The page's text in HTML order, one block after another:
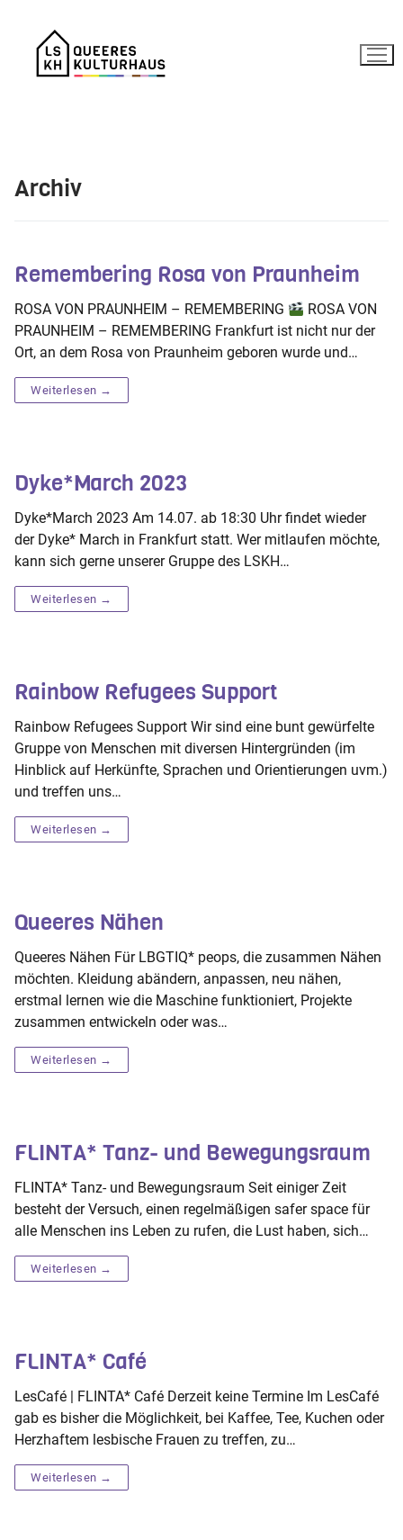
springen
Archiv
Remembering Rosa von Praunheim
ROSA VON PRAUNHEIM – REMEMBERING
ROSA VON
PRAUNHEIM – REMEMBERING Frankfurt ist nicht nur der
Ort, an dem Rosa von Praunheim geboren wurde und…
Weiterlesen →
Dyke*March 2023
Dyke*March 2023 Am 14.07. ab 18:30 Uhr findet wieder
der Dyke* March in Frankfurt statt. Wer mitlaufen möchte,
kann sich gerne unserer Gruppe des LSKH…
Weiterlesen →
Rainbow Refugees Support
Rainbow Refugees Support Wir sind eine bunt gewürfelte
Gruppe von Menschen mit diversen Hintergründen (im
Hinblick auf Herkünfte, Sprachen und Orientierungen uvm.)
und treffen uns…
Weiterlesen →
Queeres Nähen
Queeres Nähen Für LBGTIQ* peops, die zusammen Nähen
möchten. Kleidung abändern, anpassen, neu nähen,
erstmal lernen wie die Maschine funktioniert, Projekte
zusammen entwickeln oder was…
Weiterlesen →
FLINTA* Tanz- und Bewegungsraum
FLINTA* Tanz- und Bewegungsraum Seit einiger Zeit
besteht der Versuch, einen regelmäßigen safer space für
alle Menschen ins Leben zu rufen, die Lust haben, sich…
Weiterlesen →
FLINTA* Café
LesCafé | FLINTA* Café Derzeit keine Termine Im LesCafé
gab es bisher die Möglichkeit, bei Kaffee, Tee, Kuchen oder
Herzhaftem lesbische Frauen zu treffen, zu…
Weiterlesen →